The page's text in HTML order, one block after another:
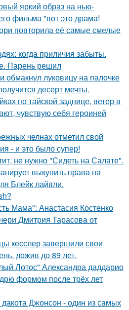
яркий образ на нью-
фильма "вот это драма!
повторила её самые смелые
когда приличия забыты.
Парень решил
обмакнул луковицу на палочке
десерт мечты.
по тайской заднице, ветер в
чувствую себя героиней
челнах отметил свой
- и это было супер!
не нужно "Сидеть на Салате".
выкупить права на
Блейк лайвли.
Мама": Анастасия Костенко
Дмитрия Тарасова от
кесслер завершили свои
дожив до 89 лет.
Лотос" Александра даддарио
формом после трёх лет
Джонсон - один из самых